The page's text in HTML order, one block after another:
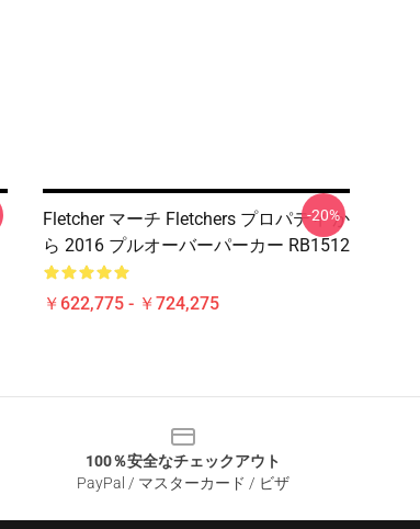
Fletcher マーチ Fletchers プロパティ か
ら 2016 プルオーバーパーカー RB1512
￥622,775 - ￥724,275
-20%
100％安全なチェックアウト
PayPal / マスターカード / ビザ